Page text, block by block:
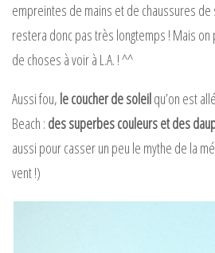
empreintes de mains et de chaussures de
restera donc pas très longtemps ! Mais
de choses à voir à L.A. ! ^^
Aussi fou, le coucher de soleilqu’on est
Beach : des superbes couleurs et des
aussi pour casser un peu le mythe de la
vent !)